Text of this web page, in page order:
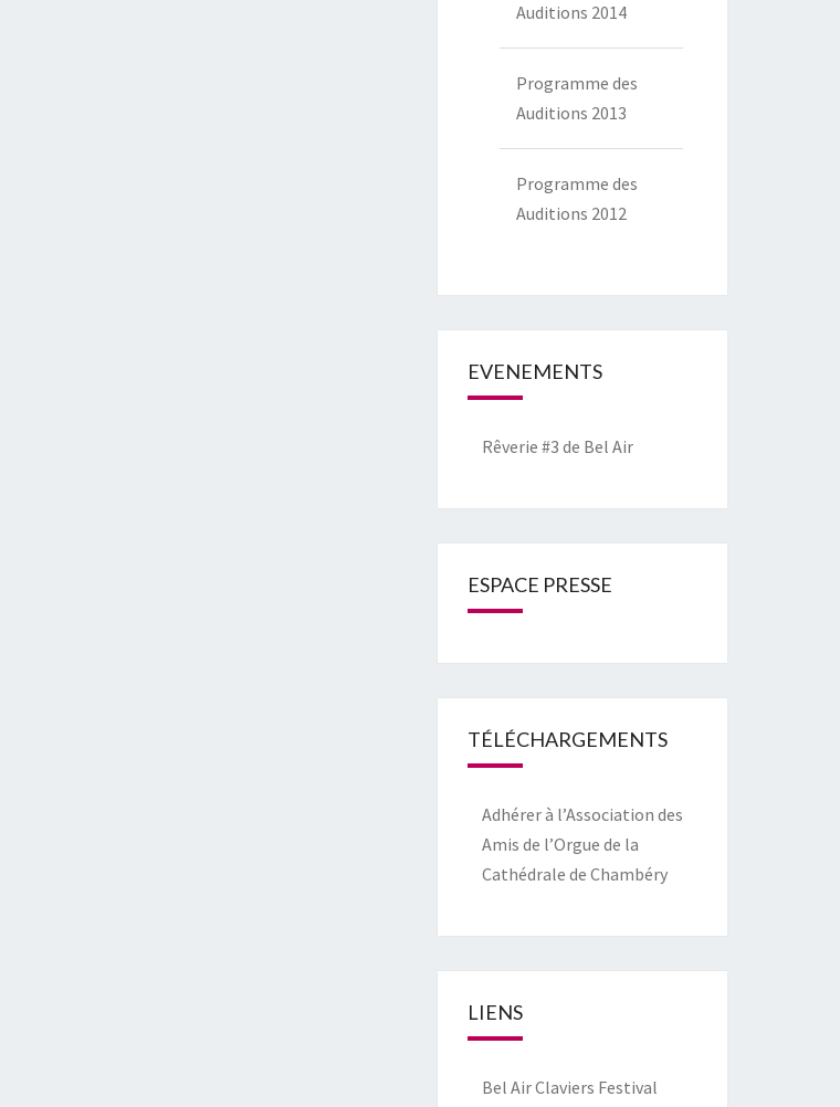
Auditions 2014
Programme des
Auditions 2013
Programme des
Auditions 2012
EVENEMENTS
Rêverie #3 de Bel Air
ESPACE PRESSE
TÉLÉCHARGEMENTS
Adhérer à l’Association des
Amis de l’Orgue de la
Cathédrale de Chambéry
LIENS
Bel Air Claviers Festival